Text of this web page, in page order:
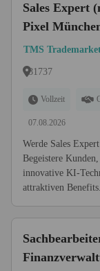
Sales Expert
Pixel
TMS
81737
Vollzeit
07.08.2026
Werde Sales
Begeistere
innovative KI-
attraktiven Benefits.